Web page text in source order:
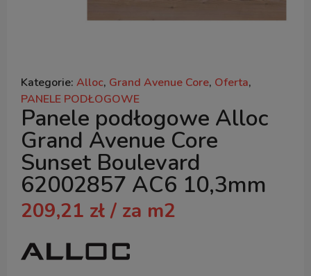
Kategorie: Alloc, Grand Avenue Core, Oferta,
PANELE PODŁOGOWE
Panele podłogowe Alloc
Grand Avenue Core
Sunset Boulevard
62002857 AC6 10,3mm
209,21 zł / za m2